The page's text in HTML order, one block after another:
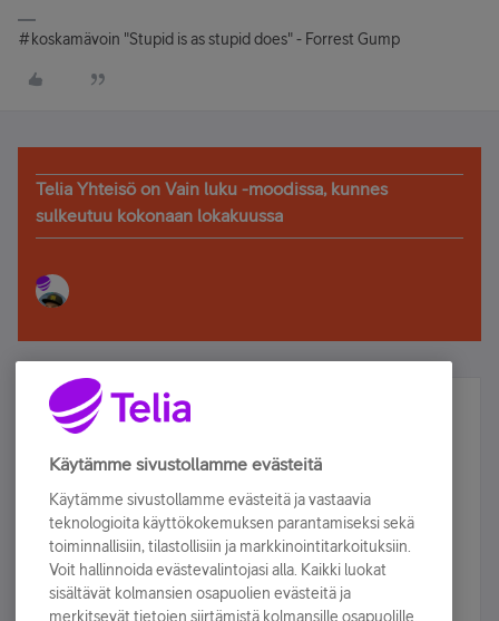
#koskamävoin "Stupid is as stupid does" - Forrest Gump
Telia Yhteisö on Vain luku -moodissa, kunnes
sulkeutuu kokonaan lokakuussa
Älä jää paitsi – osallistu ja voita!
Tilaa Telian uutiskirje ja olet mukana arvonnassa.
sähköpostiisi.
Tilaa nyt
Käytämme sivustollamme evästeitä
Käytämme sivustollamme evästeitä ja vastaavia
teknologioita käyttökokemuksen parantamiseksi sekä
toiminnallisiin, tilastollisiin ja markkinointitarkoituksiin.
Voit hallinnoida evästevalintojasi alla. Kaikki luokat
sisältävät kolmansien osapuolien evästeitä ja
merkitsevät tietojen siirtämistä kolmansille osapuolille.